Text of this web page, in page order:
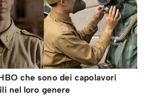
che sono dei capolavori
nel loro genere